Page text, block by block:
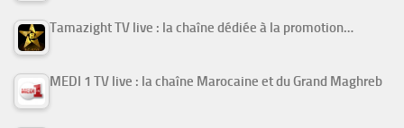
Tamazight TV live : la chaîne dédiée à la promotion…
MEDI 1 TV live : la chaîne Marocaine et du Grand Maghreb